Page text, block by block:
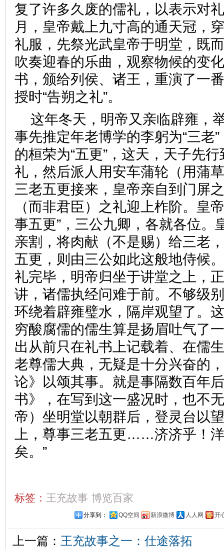
复了许多久废的儒礼，以表示对
月，皇帝戴上九寸高的通天冠，
礼服，先祭光武皇帝于明堂，既
吹奏迎春的乐曲，观察物候的变
书，颁给列侯、诸王，重演了一
授时“告朔之礼”。
这年冬天，明帝又亲临辟雍，
事先推定年老博学的李躬为“三老
的桓荣为“五更”，这天，天子先
礼，然后派人用安车蒲轮（用蒲
三老五更接来，皇帝亲自到门屏
（而非君臣）之礼迎上柞阶。皇
事五更”，三公九卿，各就各位。
亲割，将肉献（不是赐）给三老
五更，则由三公如此这般地侍候
礼完毕，明帝归坐于讲堂之上，
讲，诸儒执经问难于前。不够级
环绕着辟雍璧水，隔岸观望了。
穷酸腐儒的儒生算是扬眉吐气了
出从前只在礼书上记载着、在儒
老尊儒大典，无疑是十分兴奋的
论》以颂其事。就是事隔数百年
书》，在写到这一盛况时，也不
帝）坐明堂以朝群后，登灵台以
上，尊事三老五更……济济乎！
矣。”
标签： 王充故事 博览百家
分享到： QQ空间 新浪微博 人人网 开
上一篇： 王充故事之一：仕途落拓